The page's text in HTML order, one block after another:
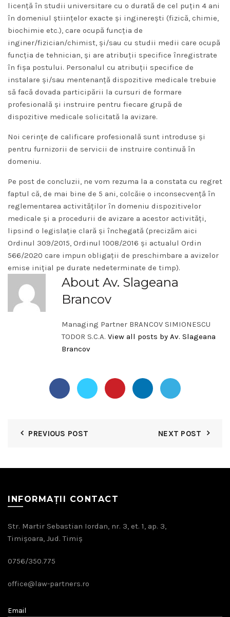
licență în studii universitare cu o durată de cel puțin 4 ani
în domeniul științelor exacte şi inginerești (fizică, chimie,
biochimie etc.), care ocupă funcția de
inginer/fizician/chimist, şi/sau cu studii medii care ocupă
funcția de tehnician, şi are atribuții specifice înregistrate
în fișa postului. Personalul cu atribuții specifice de
instalare şi/sau mentenanță dispozitive medicale trebuie
să facă dovada participării la cursuri de formare
profesională şi instruire pentru fiecare grupă de
dispozitive medicale solicitată la avizare.
Noi cerințe de calificare profesională sunt introduse și
pentru furnizorii de servicii de instruire continuă în
domeniu.
Pe post de concluzii, ne vom rezuma la a constata cu regret
faptul că, de mai bine de 5 ani, colcăie o inconsecvență în
reglementarea activităților în domeniu dispozitivelor
medicale și a procedurii de avizare a acestor activități,
lipsind o legislație clară și închegată (precizăm aici
Ordinul 309/2015, Ordinul 1008/2016 și actualul Ordin
566/2020 care impun obligații de preschimbare a avizelor
emise inițial pe durate nedeterminate de timp).
About Av. Slageana
Brancov
Managing Partner BRANCOV SIMIONESCU
TODOR S.C.A. View all posts by Av. Slageana
Brancov
PREVIOUS POST NEXT POST
INFORMAȚII CONTACT
Str. Martir Sebastian Iordan, nr. 3, et. 1, ap. 3,
Timișoara, Jud. Timiș
0756/350.775
office@law-partners.ro
Email